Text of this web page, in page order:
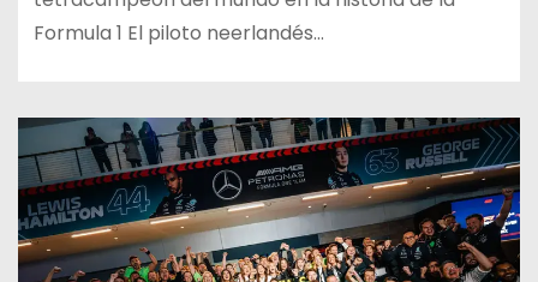
Formula 1 El piloto neerlandés…